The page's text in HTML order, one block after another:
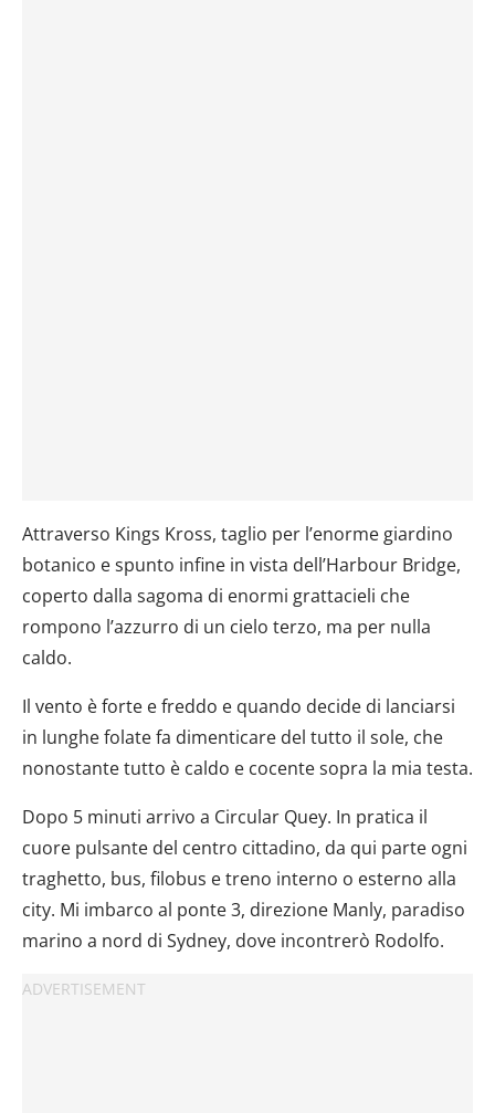
Attraverso Kings Kross, taglio per l’enorme giardino
botanico e spunto infine in vista dell’Harbour Bridge,
coperto dalla sagoma di enormi grattacieli che
rompono l’azzurro di un cielo terzo, ma per nulla
caldo.
Il vento è forte e freddo e quando decide di lanciarsi
in lunghe folate fa dimenticare del tutto il sole, che
nonostante tutto è caldo e cocente sopra la mia testa.
Dopo 5 minuti arrivo a Circular Quey. In pratica il
cuore pulsante del centro cittadino, da qui parte ogni
traghetto, bus, filobus e treno interno o esterno alla
city. Mi imbarco al ponte 3, direzione Manly, paradiso
marino a nord di Sydney, dove incontrerò Rodolfo.